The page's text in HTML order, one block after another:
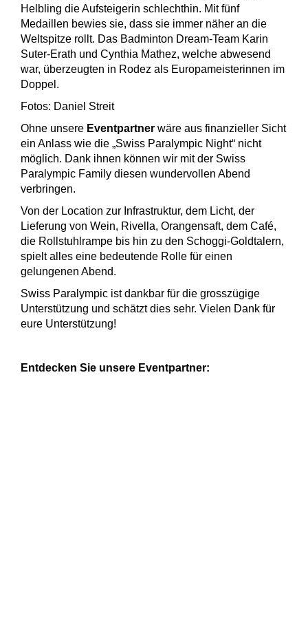
Helbling die Aufsteigerin schlechthin. Mit fünf
Medaillen bewies sie, dass sie immer näher an die
Weltspitze rollt. Das Badminton Dream-Team Karin
Suter-Erath und Cynthia Mathez, welche abwesend
war, überzeugten in Rodez als Europameisterinnen im
Doppel.
Fotos: Daniel Streit
Ohne unsere Eventpartner wäre aus finanzieller Sicht
ein Anlass wie die „Swiss Paralympic Night“ nicht
möglich. Dank ihnen können wir mit der Swiss
Paralympic Family diesen wundervollen Abend
verbringen.
Von der Location zur Infrastruktur, dem Licht, der
Lieferung von Wein, Rivella, Orangensaft, dem Café,
die Rollstuhlrampe bis hin zu den Schoggi-Goldtalern,
spielt alles eine bedeutende Rolle für einen
gelungenen Abend.
Swiss Paralympic ist dankbar für die grosszügige
Unterstützung und schätzt dies sehr. Vielen Dank für
eure Unterstützung!
Entdecken Sie unsere Eventpartner: